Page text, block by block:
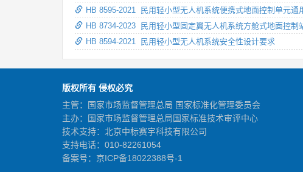
HB 8595-2021 民用轻小型无人机系统便携式地面控制单元通
HB 8734-2023 民用轻小型固定翼无人机系统方舱式地面控制
HB 8594-2021 民用轻小型无人机系统安全性设计要求
版权所有 侵权必究
主管：国家市场监督管理总局 国家标准化管理委员会
主办：国家市场监督管理总局国家标准技术审评中心
技术支持：北京中标赛宇科技有限公司
支持电话：010-82261054
备案号： 京ICP备18022388号-1